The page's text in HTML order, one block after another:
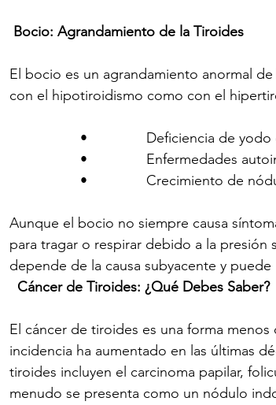
Bocio: Agrandamiento de la Tiroides
El bocio es un agrandamiento anormal
con el hipotiroidismo como con el
•               Deficiencia de yodo
•               Enfermedades
•               Crecimiento de
Aunque el bocio no siempre causa
para tragar o respirar debido a la
depende de la causa subyacente y
Cáncer de Tiroides: ¿Qué Debes Saber?
El cáncer de tiroides es una forma
incidencia ha aumentado en las últimas
tiroides incluyen el carcinoma papilar,
menudo se presenta como un nódulo